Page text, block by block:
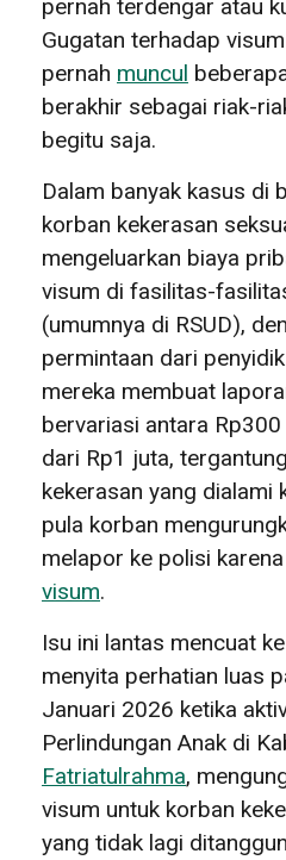
pernah terdengar atau
Gugatan terhadap
pernah muncul
berakhir sebagai riak-
begitu saja.
Dalam banyak kasus di
korban kekerasan
mengeluarkan biaya
visum di fasilitas-
(umumnya di RSUD),
permintaan dari
mereka membuat
bervariasi antara
dari Rp1 juta,
kekerasan yang dialami
pula korban
melapor ke polisi karena
visum.
Isu ini lantas mencuat
menyita perhatian luas
Januari 2026 ketika
Perlindungan Anak di
Fatriatulrahma,
visum untuk korban
yang tidak lagi